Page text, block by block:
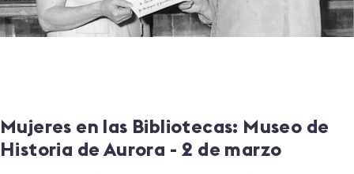
Mujeres en las Bibliotecas: Museo de
Historia de Aurora - 2 de marzo